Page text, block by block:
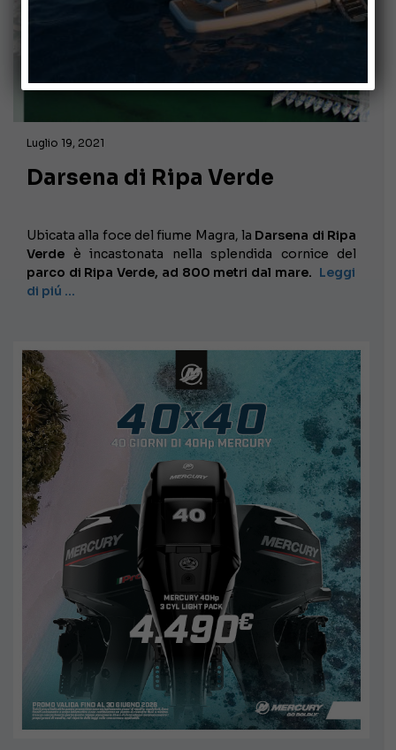
Luglio 19, 2021
Darsena di Ripa Verde
Ubicata alla foce del fiume Magra, la Darsena di Ripa
Verde è incastonata nella splendida cornice del
parco di Ripa Verde, ad 800 metri dal mare. Leggi
di piú …